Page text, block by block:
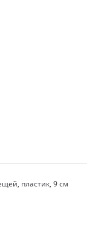
пластик, 9 см